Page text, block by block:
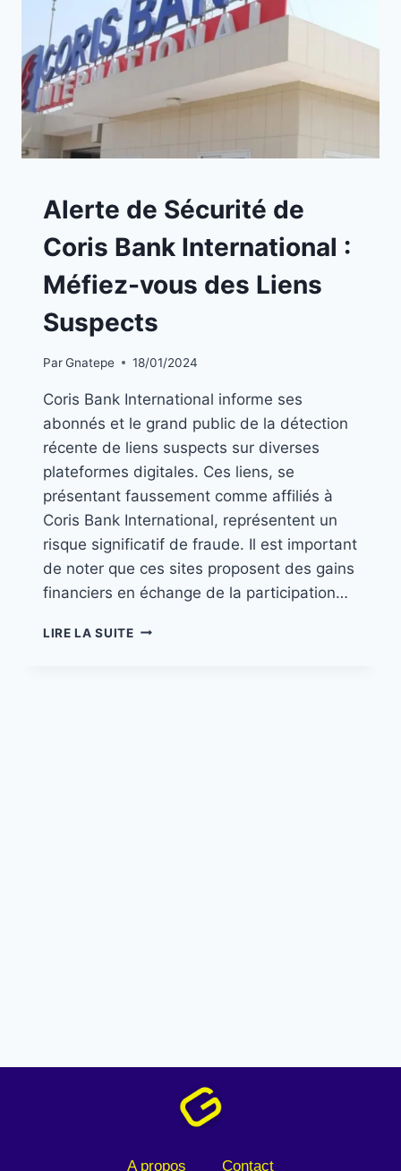
A
LA
|
Alerte de Sécurité de
Coris Bank International :
Méfiez-vous des Liens
Suspects
ParGnatepe 18/01/2024
Coris Bank International informe ses
abonnés et le grand public de la détection
récente de liens suspects sur diverses
plateformes digitales. Ces liens, se
présentant faussement comme affiliés à
Coris Bank International, représentent un
risque significatif de fraude. Il est important
de noter que ces sites proposent des gains
financiers en échange de la participation…
LIRE LA SUITE
A propos Contact